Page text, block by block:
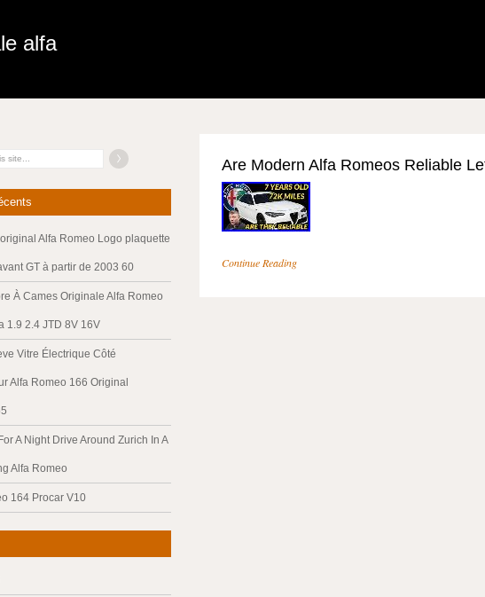
alfa
Are Modern Alfa Romeos Reliable
Continue Reading
Alfa Romeo Logo plaquette
GT à partir de 2003 60
À Cames Originale Alfa Romeo
1.9 2.4 JTD 8V 16V
Vitre Électrique Côté
Alfa Romeo 166 Original
A Night Drive Around Zurich In A
Alfa Romeo
164 Procar V10